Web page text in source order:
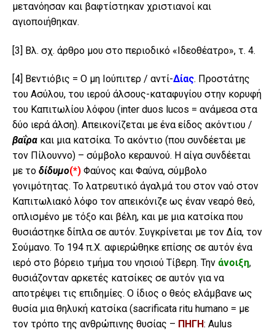
μετανόησαν και βαφτίστηκαν χριστιανοί και
αγιοποιήθηκαν.
[3] Βλ. σχ. άρθρο μου στο περιοδικό «Ιδεοθέατρο», τ. 4.
[4] Βεντιόβις = Ο μη Ιούπιτερ / αντί-Δίας. Προστάτης
του Ασύλου, του ιερού άλσους-καταφυγίου στην κορυφή
του Καπιτωλίου λόφου (inter duos lucos = ανάμεσα στα
δύο ιερά άλση). Απεικονίζεται με ένα είδος ακόντιου /
βαΐρα και μια κατσίκα. Το ακόντιο (που συνδέεται με
τον Πίλουννο) – σύμβολο κεραυνού. Η αίγα συνδέεται
με το δίδυμο(*) Φαύνος και Φαύνα, σύμβολο
γονιμότητας. Το λατρευτικό άγαλμά του στον ναό στον
Καπιτωλιακό λόφο τον απεικόνιζε ως έναν νεαρό θεό,
οπλισμένο με τόξο και βέλη, και με μια κατσίκα που
θυσιάστηκε δίπλα σε αυτόν. Συγκρίνεται με τον Δία, τον
Σούμανο. Το 194 π.Χ. αφιερώθηκε επίσης σε αυτόν ένα
ιερό στο βόρειο τμήμα του νησιού Τίβερη. Την άνοιξη,
θυσιάζονταν αρκετές κατσίκες σε αυτόν για να
αποτρέψει τις επιδημίες. Ο ίδιος ο θεός ελάμβανε ως
θυσία μια θηλυκή κατσίκα (sacrificata ritu humano = με
τον τρόπο της ανθρώπινης θυσίας – ΠΗΓΗ: Aulus